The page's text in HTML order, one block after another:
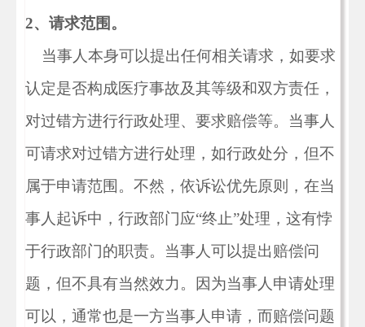
2、请求范围。
当事人本身可以提出任何相关请求，如要求
认定是否构成医疗事故及其等级和双方责任，
对过错方进行行政处理、要求赔偿等。当事人
可请求对过错方进行处理，如行政处分，但不
属于申请范围。不然，依诉讼优先原则，在当
事人起诉中，行政部门应“终止”处理，这有悖
于行政部门的职责。当事人可以提出赔偿问
题，但不具有当然效力。因为当事人申请处理
可以，通常也是一方当事人申请，而赔偿问题